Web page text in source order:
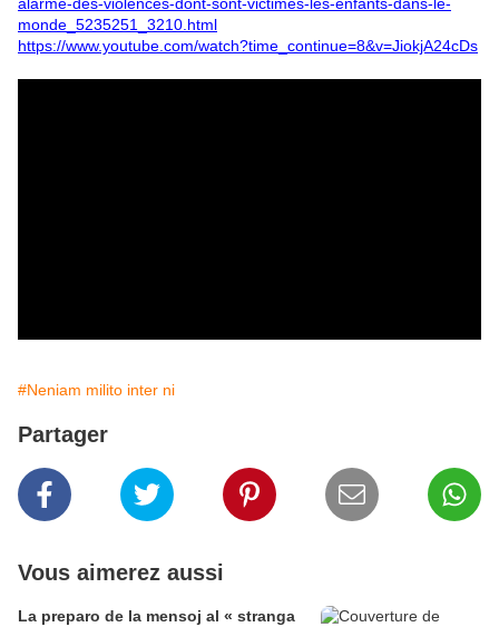
monde_5235251_3210.html
https://www.youtube.com/watch?time_continue=8&v=JiokjA24cDs
#Neniam milito inter ni
Partager
Vous aimerez aussi
La preparo de la mensoj al « stranga